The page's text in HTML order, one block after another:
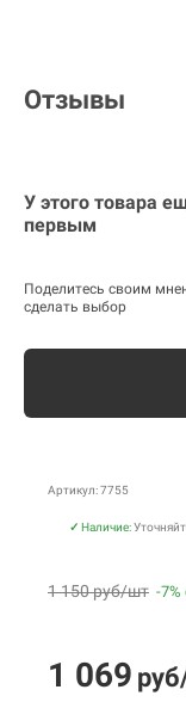
Отзывы
У этого товара
первым
Поделитесь своим
сделать выбор
Артикул: 7755
✓ Наличие:
1 150 руб/шт -7%
1 069